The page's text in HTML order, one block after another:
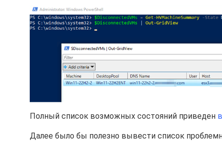
Полный список возможных состояний приведен
Далее было бы полезно вывести список